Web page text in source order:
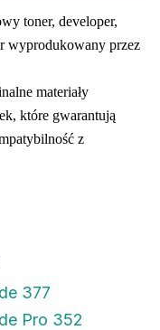
toner, developer,
wyprodukowany przez
materiały
które gwarantują
z
377
Pro 352